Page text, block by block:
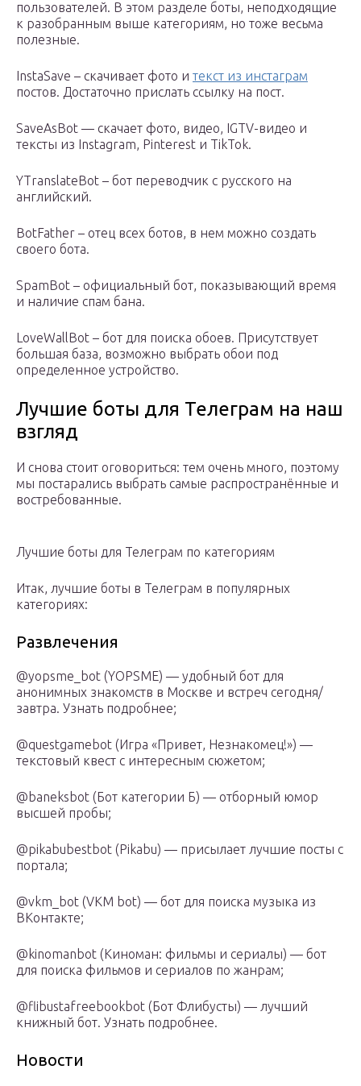
пользователей. В этом разделе боты, неподходящие
к разобранным выше категориям, но тоже весьма
полезные.
InstaSave – скачивает фото и текст из инстаграм
постов. Достаточно прислать ссылку на пост.
SaveAsBot — скачает фото, видео, IGTV-видео и
тексты из Instagram, Pinterest и TikTok.
YTranslateBot – бот переводчик с русского на
английский.
BotFather – отец всех ботов, в нем можно создать
своего бота.
SpamBot – официальный бот, показывающий время
и наличие спам бана.
LoveWallBot – бот для поиска обоев. Присутствует
большая база, возможно выбрать обои под
определенное устройство.
Лучшие боты для Телеграм на наш
взгляд
И снова стоит оговориться: тем очень много, поэтому
мы постарались выбрать самые распространённые и
востребованные.
Лучшие боты для Телеграм по категориям
Итак, лучшие боты в Телеграм в популярных
категориях:
Развлечения
@yopsme_bot (YOPSME) — удобный бот для
анонимных знакомств в Москве и встреч сегодня/
завтра. Узнать подробнее;
@questgamebot (Игра «Привет, Незнакомец!») —
текстовый квест с интересным сюжетом;
@baneksbot (Бот категории Б) — отборный юмор
высшей пробы;
@pikabubestbot (Pikabu) — присылает лучшие посты с
портала;
@vkm_bot (VKM bot) — бот для поиска музыка из
ВКонтакте;
@kinomanbot (Киноман: фильмы и сериалы) — бот
для поиска фильмов и сериалов по жанрам;
@flibustafreebookbot (Бот Флибусты) — лучший
книжный бот. Узнать подробнее.
Новости